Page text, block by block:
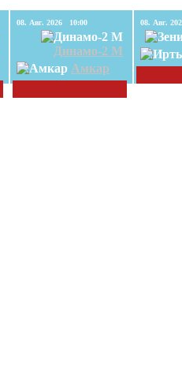
08. Авг. 2026 10:00
Динамо-2 М
Амкар